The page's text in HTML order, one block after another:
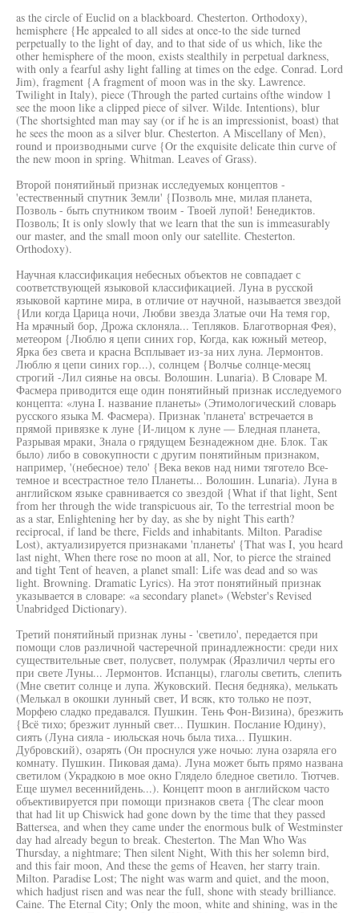
as the circle of Euclid on a blackboard. Chesterton. Orthodoxy),
hemisphere {He appealed to all sides at once-to the side turned
perpetually to the light of day, and to that side of us which, like the
other hemisphere of the moon, exists stealthily in perpetual darkness,
with only a fearful ashy light falling at times on the edge. Conrad. Lord
Jim), fragment {A fragment of moon was in the sky. Lawrence.
Twilight in Italy), piece (Through the parted curtains ofthe window 1
see the moon like a clipped piece of silver. Wilde. Intentions), blur
(The shortsighted man may say (or if he is an impressionist, boast) that
he sees the moon as a silver blur. Chesterton. A Miscellany of Men),
round и производными curve {Or the exquisite delicate thin curve of
the new moon in spring. Whitman. Leaves of Grass).
Второй понятийный признак исследуемых концептов -
'естественный спутник Земли' {Позволь мне, милая планета,
Позволь - быть спутником твоим - Твоей лупой! Бенедиктов.
Позволь; It is only slowly that we learn that the sun is immeasurably
our master, and the small moon only our satellite. Chesterton.
Orthodoxy).
Научная классификация небесных объектов не совпадает с
соответствующей языковой классификацией. Луна в русской
языковой картине мира, в отличие от научной, называется звездой
{Или когда Царица ночи, Любви звезда Златые очи На темя гор,
На мрачный бор, Дрожа склоняла... Тепляков. Благотворная Фея),
метеором {Люблю я цепи синих гор, Когда, как южный метеор,
Ярка без света и красна Всплывает из-за них луна. Лермонтов.
Люблю я цепи синих гор...), солнцем {Волчье солнце-месяц
строгий -Лил сиянье на овсы. Волошин. Lunaria). В Словаре М.
Фасмера приводится еще один понятийный признак исследуемого
концепта: «луна I. название планеты» (Этимологический словарь
русского языка М. Фасмера). Признак 'планета' встречается в
прямой привязке к луне {И-лицом к луне — Бледная планета,
Разрывая мраки, Знала о грядущем Безнадежном дне. Блок. Так
было) либо в совокупности с другим понятийным признаком,
например, '(небесное) тело' {Века веков над ними тяготело Все-
темное и всестрастное тело Планеты... Волошин. Lunaria). Луна в
английском языке сравнивается со звездой {What if that light, Sent
from her through the wide transpicuous air, To the terrestrial moon be
as a star, Enlightening her by day, as she by night This earth?
reciprocal, if land be there, Fields and inhabitants. Milton. Paradise
Lost), актуализируется признаками 'планеты' {That was I, you heard
last night, When there rose no moon at all, Nor, to pierce the strained
and tight Tent of heaven, a planet small: Life was dead and so was
light. Browning. Dramatic Lyrics). На этот понятийный признак
указывается в словаре: «а secondary planet» (Webster's Revised
Unabridged Dictionary).
Третий понятийный признак луны - 'светило', передается при
помощи слов различной частеречной принадлежности: среди них
существительные свет, полусвет, полумрак (Яразличил черты его
при свете Луны... Лермонтов. Испанцы), глаголы светить, слепить
(Мне светит солнце и лупа. Жуковский. Песня бедняка), мелькать
(Мелькал в окошки лунный свет, И всяк, кто только не поэт,
Морфею сладко предавался. Пушкин. Тень Фон-Визина), брезжить
{Всё тихо; брезжит лунный свет... Пушкин. Послание Юдину),
сиять (Луна сияла - июльская ночь была тиха... Пушкин.
Дубровский), озарять (Он проснулся уже ночью: луна озаряла его
комнату. Пушкин. Пиковая дама). Луна может быть прямо названа
светилом (Украдкою в мое окно Глядело бледное светило. Тютчев.
Еще шумел весеннийдень...). Концепт moon в английском часто
объективируется при помощи признаков света {The clear moon
that had lit up Chiswick had gone down by the time that they passed
Battersea, and when they came under the enormous bulk of Westminster
day had already begun to break. Chesterton. The Man Who Was
Thursday, a nightmare; Then silent Night, With this her solemn bird,
and this fair moon, And these the gems of Heaven, her starry train.
Milton. Paradise Lost; The night was warm and quiet, and the moon,
which hadjust risen and was near the full, shone with steady brilliance.
Caine. The Eternal City; Only the moon, white and shining, was in the